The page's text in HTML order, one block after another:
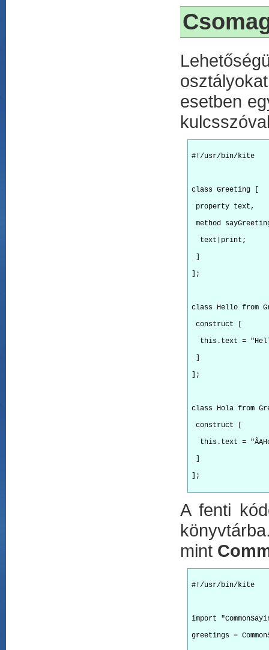
esetben
#!/usr/bin/kite
class Greeting [
property text,
method
text|print;
]
];
class Hello from
construct [
this.text =
]
];
class Hola from
construct [
this.text =
]
];
A fenti
mint
#!/usr/bin/kite
import
greetings =